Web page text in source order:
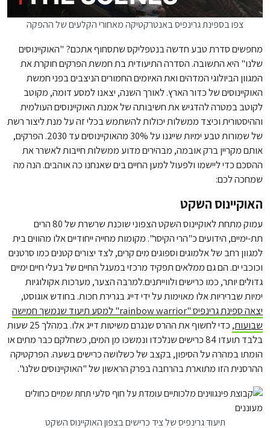
צפו בספינת גרינפיס באנטרקטיקה מאחורי הקלעים של ההפקה
מחפשים סדרת טבע חדשה בנטפליקס שתסחוף אתכם? "האוקיינוסים
שלנו" היא התשובה. הסדרה התיעודית בת חמשת הפרקים חוקרת את
המגוון הביולוגי המדהים ואת האיומים החמורים הניצבים בפני חמשת
האוקיינוסים של כדור הארץ. לאורך השנה, יצאנו למסע דומה, מקוטב
לקוטב במטרה להדגיש את חשיבותה של אמנת האוקיינוסים העולמית
וההיסטורית וכיצד ממשלות יכולות להשתמש בכלי זה על מנת ליצור רשת
של שמורות טבע ימיות שייגנו על 30% מהאוקיינוסים עד 2030. הפרקים,
אותם מקריין ברק אובמה, מבהירים מדוע ממשלות חייבות לאשרר את
ההסכם כדי ליישמו ולפעול למען החיים בים שאנחנו כה אוהבים. הנה מה
שמחכה לכם:
האוקיינוס השקט
עמוק מתחת לאוקיינוס השקט הצפוני שוכנת שרשרת של 80 הרים
תת-ימיים, הידועים כ"הרי הקיסר". מקומות מחייה ייחודיים אלו מהווים בית
למגוון רחב של אלמוגים וספוגים מים קרים, לצד יצורים קטנים כמו סרטנים
וכוכבי ים. הם גם ממלאים תפקיד מרכזי במעגל החיים של בעלי חיים ימיים
גדולים יותר, כמו כרישים ולווייתנים.למרבה הצער, מערכות אקולוגיות
ימיות שבריריות אלו מאוימות על ידי דייג בגרירת חכות. בחודש אוגוסט,
יצאה ספינת גרינפיס "rainbow warrior" למסע תיעוד שנמשך חמישה
שבועות,
כדי לחשוף את ההרס שנגרם משיטות דייג אלו. במהלך 25 שעות
בלבד תועדו 84 כרישים שנלכדו ונמשכו מן המים, כשחלקם כבר מתים או
הומתו במהרה על הסיפון, בקצב של כשלושה כרישים בשעה. הפרקטיקה
ההרסנית הזו מתוארת בהרחבה בפרק הראשון של "האוקיינוסים שלנו".
תיעוד גרינפיס של ציד כרישים בצפון האוקיינוס השקט